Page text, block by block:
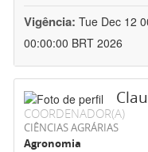
Vigência: Tue Dec 12
00:00:00 BRT 2026
COORDENADOR(A)
CIÊNCIAS AGRÁRIAS
Agronomia